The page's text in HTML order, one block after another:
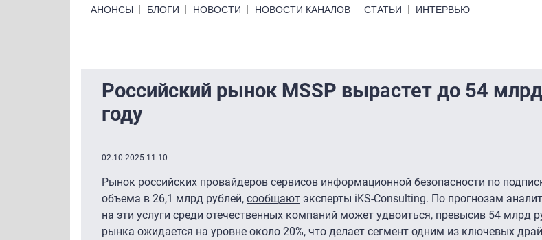
Primary links bottom
АНОНСЫ БЛОГИ НОВОСТИ НОВОСТИ КАНАЛОВ СТАТЬИ ИНТЕРВЬЮ
Российский рынок MSSP вырастет до 54
году
02.10.2025 11:10
Рынок российских провайдеров сервисов информационной безопасности по
объема в 26,1 млрд рублей, сообщают эксперты iKS-Consulting. По прогнозам
на эти услуги среди отечественных компаний может удвоиться, превысив 54 млрд
рынка ожидается на уровне около 20%, что делает сегмент одним из ключевых